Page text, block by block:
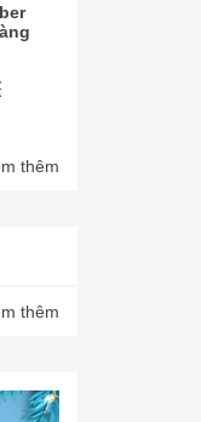
thêm
thêm